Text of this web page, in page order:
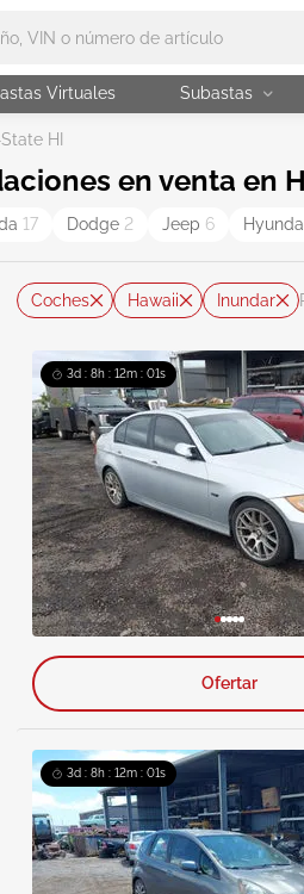
Virtuales Subastas
State HI
en venta en
17 Dodge 2 Jeep 6
Coches Hawaii Inundar
3d : 8h : 12m : 00s
Ofertar
3d : 8h : 12m : 00s